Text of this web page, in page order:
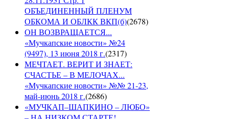
ОБЪЕДИНЕННЫЙ ПЛЕНУМ
ОБКОМА И ОБЛКК ВКП(б)(2678)
ОН ВОЗВРАЩАЕТСЯ...
«Мучкапские новости» №24
(9497), 13 июня 2018 г.(2317)
МЕЧТАЕТ. ВЕРИТ И ЗНАЕТ:
СЧАСТЬЕ – В МЕЛОЧАХ...
«Мучкапские новости» №№ 21-23,
май-июнь 2018 г.(2686)
«МУЧКАП–ШАПКИНО – ЛЮБО»